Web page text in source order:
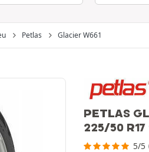
Petlas Glacier W661
PETLAS
225/50 R17
5/5